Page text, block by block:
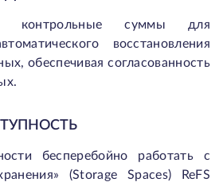
контрольные суммы для
восстановления
обеспечивая согласованность
бесперебойно работать с
(Storage Spaces) ReFS